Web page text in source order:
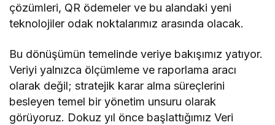
çözümleri, QR ödemeler ve bu alandaki yeni
teknolojiler odak noktalarımız arasında olacak.
Bu dönüşümün temelinde veriye bakışımız yatıyor.
Veriyi yalnızca ölçümleme ve raporlama aracı
olarak değil; stratejik karar alma süreçlerini
besleyen temel bir yönetim unsuru olarak
görüyoruz. Dokuz yıl önce başlattığımız Veri